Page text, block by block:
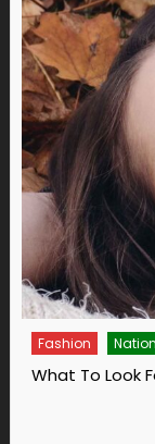
14